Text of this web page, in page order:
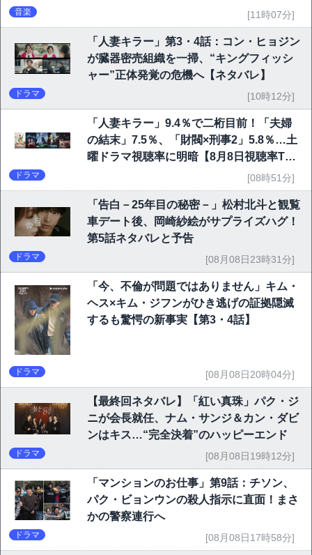
音楽 [11時07分]
「人妻キラー」第3・4話：コン・ヒョジン
が臓器密売組織を一掃、“キングフィッシ
ャー”正体発覚の危機へ【ネタバレ】
ドラマ [10時12分]
「人妻キラー」9.4％で二桁目前！「夫婦
の結末」7.5％、「財閥×刑事2」5.8％…土
曜ドラマ視聴率に明暗【8月8日視聴率TO
ドラマ [08時51分]
「告白－25年目の秘密－」松村北斗と観覧
車デート後、岡崎紗絵がサプライズハグ！
第5話ネタバレと予告
ドラマ [08月08日23時31分]
「今、不倫が問題ではありません」キム・
ヘス×キム・ジフンがひき逃げの証拠隠滅
するも驚愕の新事実【第3・4話】
ドラマ [08月08日20時04分]
【最終回ネタバレ】「紅い真珠」パク・ジ
ニが会長就任、ナム・サンジ＆カン・ダビ
ンはキス…“完全決着”のハッピーエンド
ドラマ [08月08日19時12分]
「マンションのお仕事」第9話：チソン、
パク・ビョンウンの殺人指示に直面！まさ
かの警察連行へ
ドラマ [08月08日17時58分]